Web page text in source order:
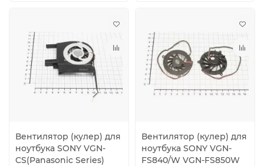
Вентилятор (кулер) для
ноутбука SONY VGN-
CS(Panasonic Series)
Вентилятор (кулер) для
ноутбука SONY VGN-
FS840/W VGN-FS850W